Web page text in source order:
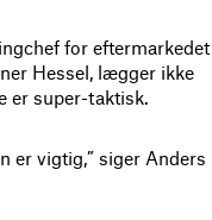
for eftermarkedet
Hessel, lægger ikke
er super-taktisk.
er vigtig,” siger Anders